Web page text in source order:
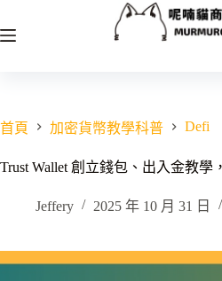
至
容
首頁 加密貨幣教學科普 Defi
Trust Wallet 創立錢包、出入金教學
Jeffery 2025 年 10 月 31 日